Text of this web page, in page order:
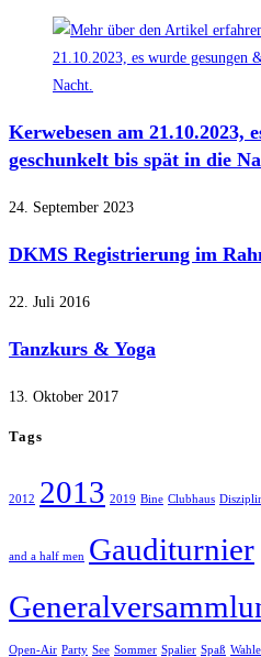
Kerwebesen am 21.10.2023,
geschunkelt bis spät in die
24. September 2023
DKMS Registrierung im
22. Juli 2016
Tanzkurs & Yoga
13. Oktober 2017
Tags
2012 2013 2019 Bine Clubhaus
and a half men Gauditurnier
Open-Air Party See Sommer Spalier Spaß